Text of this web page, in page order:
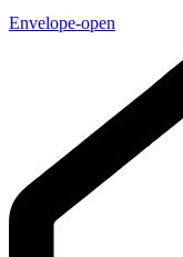
Envelope-open